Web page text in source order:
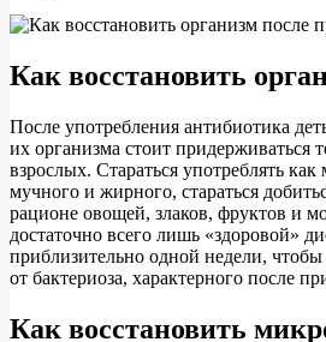
Как восстановить
После употребления антибиотика
их организма стоит придерживаться
взрослых. Стараться употреблять
мучного и жирного, стараться
рационе овощей, злаков, фруктов и
достаточно всего лишь «здоровой»
приблизительно одной недели,
от бактериоза, характерного после
Как восстановить